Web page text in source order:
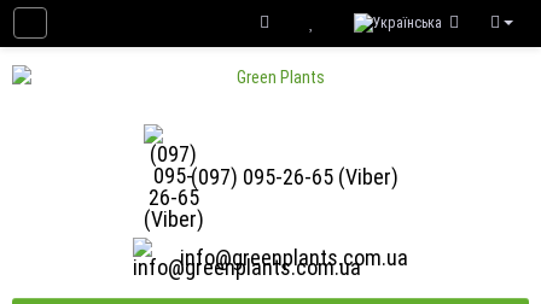
(097) 095-26-65 (Viber)
info@greenplants.com.ua